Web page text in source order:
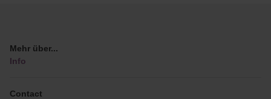
Mehr über...
Info
Contact